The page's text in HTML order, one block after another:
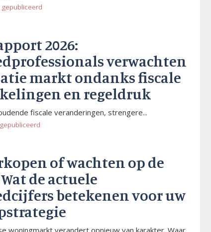
gepubliceerd
2026:
verwachten
markt ondanks fiscale
en regeldruk
fiscale veranderingen, strengere...
gepubliceerd
of wachten op de
de actuele
betekenen voor uw
woningmarkt verandert opnieuw van karakter. Waar